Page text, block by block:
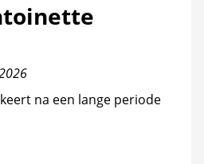
na een lange periode